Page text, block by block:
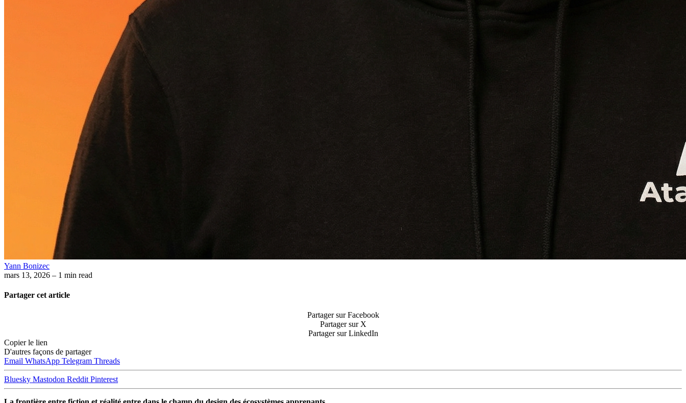
Yann Bonizec
mars 13, 2026 – 1 min read
Partager cet article
Partager sur Facebook
Partager sur X
Partager sur LinkedIn
Copier le lien
D'autres façons de partager
Email WhatsApp Telegram Threads
Bluesky Mastodon Reddit Pinterest